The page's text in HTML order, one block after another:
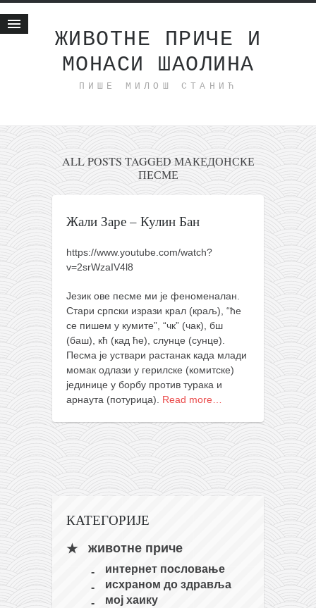
ЖИВОТНЕ ПРИЧЕ И
МОНАСИ ШАОЛИНА
ПИШЕ МИЛОШ СТАНИЋ
Животне приче
интернет пословање
исхраном до здравља
мој хаику
бонус садржај
светлопис
законоправило
духовни отац
православље
забрањена историја
ћирилица
породичне приче
прота Воја
уместо твитера
календар српски
азбуки и књиге
Окинава карате
најновије на блогу
моје белешке
историја каратеа
ALL POSTS TAGGED МАКЕДОНСКЕ
ПЕСМЕ
Жали Заре – Кулин Бан
https://www.youtube.com/watch?
v=2srWzaIV4l8
Језик ове песме ми је феноменалан.
Стари српски изрази крал (краљ), “ће
се пишем у кумите”, “чк” (чак), бш
(баш), кћ (кад ће), слунце (сунце).
Песма је уствари растанак када млади
момак одлази у герилске (комитске)
јединице у борбу против турака и
арнаута (потурица). Read more…
КАТЕГОРИЈЕ
животне приче
интернет пословање
исхраном до здравља
мој хаику